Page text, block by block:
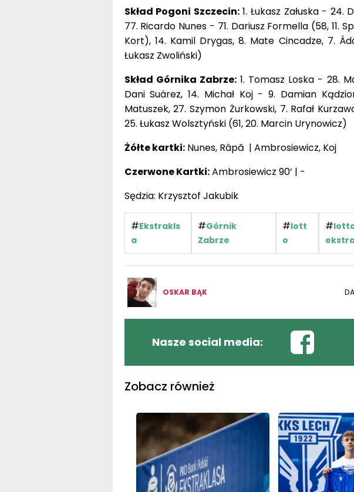
Skład Pogoni Szczecin:1. Łukasz Załuska - 24.
77. Ricardo Nunes - 71. Dariusz Formella (58, 11.
Kort), 14. Kamil Drygas, 8. Mate Cincadze, 7.
Łukasz Zwoliński)
Skład Górnika Zabrze:1. Tomasz Loska - 28.
Dani Suárez, 14. Michał Koj - 9. Damian
Matuszek, 27. Szymon Żurkowski, 7. Rafał
25. Łukasz Wolsztyński (61, 20. Marcin Urynowicz)
Żółte kartki:Nunes, Râpă | Ambrosiewicz, Koj
Czerwone Kartki:Ambrosiewicz 90’ | -
Sędzia: Krzysztof Jakubik
#Ekstrakls
a
#Górnik
Zabrze
#lott
o
#
OSKAR BĄK
Nasze social media:
Zobacz również